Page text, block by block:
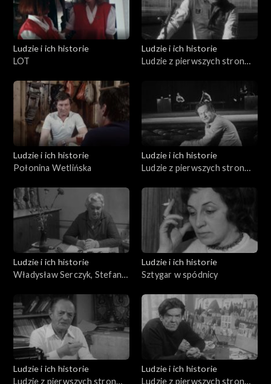
Ludzie i ich historie
LOT
Ludzie i ich historie
Ludzie z pierwszych stron
Ludzie i ich historie
Połonina Wetlińska
Ludzie i ich historie
Ludzie z pierwszych stron
Ludzie i ich historie
Władysław Serczyk, Stefania
Jerzy Broszkiewicz
Ludzie i ich historie
Sztygar w spódnicy
Ludzie i ich historie
Ludzie z pierwszych stron
Ludzie i ich historie
Ludzie z pierwszych stron